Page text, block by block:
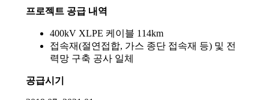
프로젝트 공급 내역
400kV XLPE 케이블 114km
접속재(절연접합, 가스 종단 접속재 등) 및 전
력망 구축 공사 일체
공급시기